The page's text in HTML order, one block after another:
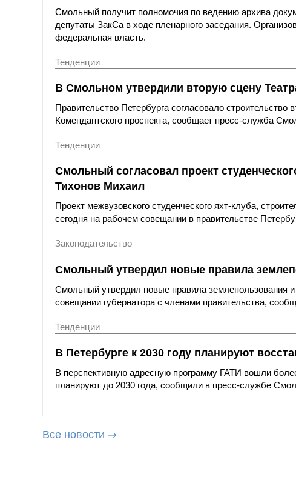
Смольный получит полномочия по ведению архива
депутаты ЗакСа в ходе пленарного заседания.
федеральная власть.
Тенденции
В Смольном утвердили вторую сцену
Правительство Петербурга согласовало
Комендантского проспекта, сообщает пресс-служба
Тенденции
Смольный согласовал проект
Тихонов Михаил
Проект межвузовского студенческого яхт-клуба,
сегодня на рабочем совещании в правительстве
Законодательство
Смольный утвердил новые правила
Смольный утвердил новые правила землепользования
совещании губернатора с членами правительства,
Тенденции
В Петербурге к 2030 году планируют
В перспективную адресную программу ГАТИ вошли
планируют до 2030 года, сообщили в пресс-службе
Все новости